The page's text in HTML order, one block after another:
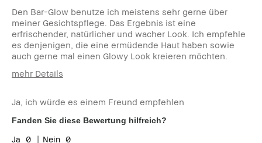
Den Bar-Glow benutze ich meistens sehr gerne über
meiner Gesichtspflege. Das Ergebnis ist eine
erfrischender, natürlicher und wacher Look. Ich empfehle
es denjenigen, die eine ermüdende Haut haben sowie
auch gerne mal einen Glowy Look kreieren möchten.
mehr Details
Hauttyp
Normal
Hautton
Mittel - Dunkel
Hautbedürfnis(se)
Ja, ich würde es einem Freund empfehlen
Fanden Sie diese Bewertung hilfreich?
0 0